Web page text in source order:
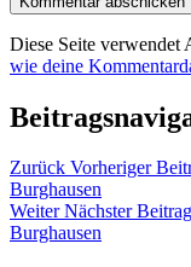
Diese Seite verwendet
wie deine
Zurück Vorheriger
Burghausen
Weiter Nächster
Burghausen